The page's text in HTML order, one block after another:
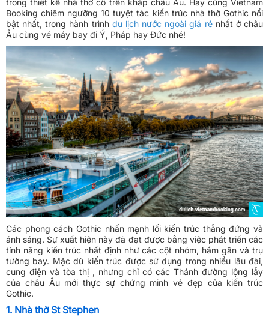
trong thiết kế nhà thờ cổ trên khắp châu Âu. Hãy cùng Vietnam
Booking chiêm ngưỡng 10 tuyệt tác kiến trúc nhà thờ Gothic nổi
bật nhất, trong hành trình du lịch nước ngoài giá rẻnhất ở châu
Âu cùng vé máy bay đi Ý, Pháp hay Đức nhé!
Các phong cách Gothic nhấn mạnh lối kiến trúc thẳng đứng và
ánh sáng. Sự xuất hiện này đã đạt được bằng việc phát triển các
tính năng kiến trúc nhất định như các cột nhóm, hầm gân và trụ
tường bay. Mặc dù kiến trúc được sử dụng trong nhiều lâu đài,
cung điện và tòa thị , nhưng chỉ có các Thánh đường lộng lẫy
của châu Âu mới thực sự chứng minh vẻ đẹp của kiến trúc
Gothic.
1. Nhà thờ St Stephen